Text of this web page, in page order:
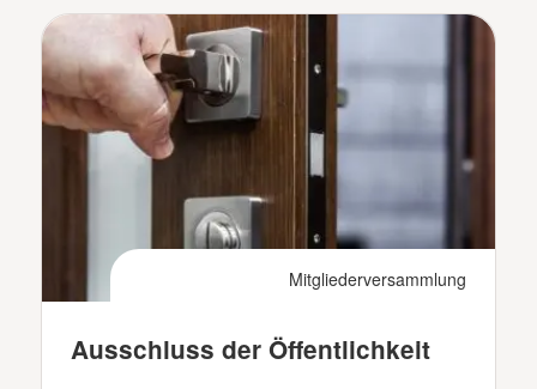
Mitgliederversammlung
Ausschluss der Öffentlichkeit